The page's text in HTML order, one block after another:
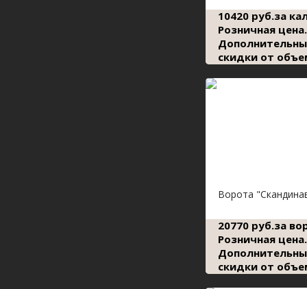
10420 руб.за
Розничная цена.
скидки от
Ворота
20770 руб.за
Розничная цена.
скидки от